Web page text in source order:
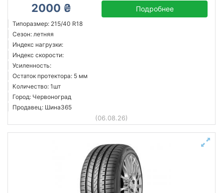
2000 ₴ Подробнее
Типоразмер: 215/40 R18
Сезон: летняя
Индекс нагрузки:
Индекс скорости:
Усиленность:
Остаток протектора: 5 мм
Количество: 1шт
Город: Червоноград
Продавец: Шина365
(06.08.26)